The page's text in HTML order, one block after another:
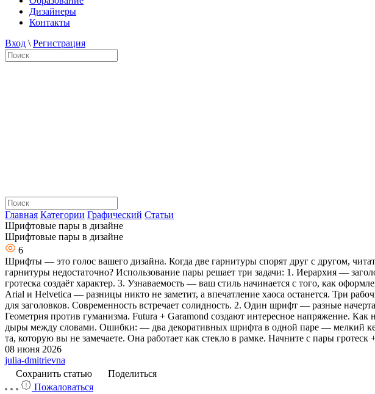
Дизайнеры
Контакты
Вход \ Регистрация
Главная Категории Графический Статьи
Шрифтовые пары в дизайне
Шрифтовые пары в дизайне
6
Шрифты — это голос вашего дизайна. Когда две гарнитуры спорят друг с другом,
гарнитуры недостаточно? Использование пары решает три задачи: 1. Иерархия —
гротеска создаёт характер. 3. Узнаваемость — ваш стиль начинается с того, как
Arial и Helvetica — разницы никто не заметит, а впечатление хаоса останется. Три
для заголовков. Современность встречает солидность. 2. Один шрифт — разные
Геометрия против гуманизма. Futura + Garamond создают интересное напряжение.
дыры между словами. Ошибки: — два декоративных шрифта в одной паре — мелкий
та, которую вы не замечаете. Она работает как стекло в рамке. Начните с пары
08 июня 2026
julia-dmitrievna
Сохранить статью
Поделиться
Пожаловаться